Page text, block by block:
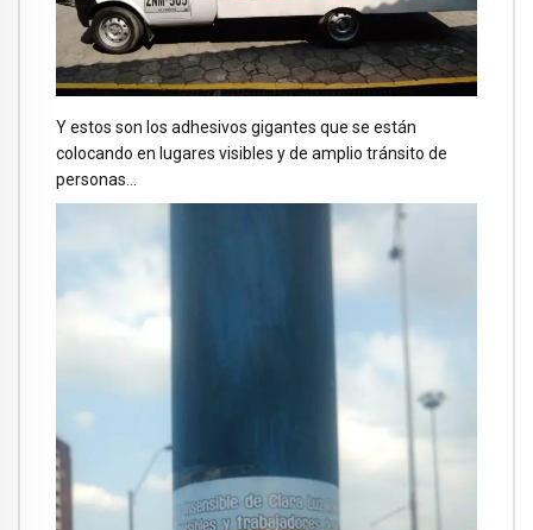
Y estos son los adhesivos gigantes que se están
colocando en lugares visibles y de amplio tránsito de
personas…